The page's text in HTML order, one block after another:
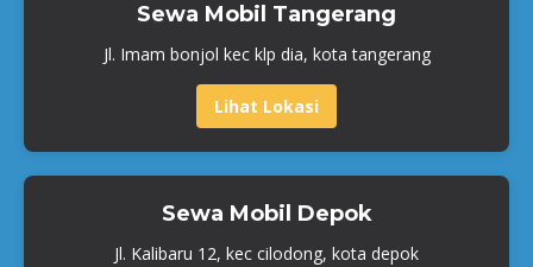
Sewa Mobil Tangerang
Jl. Imam bonjol kec klp dia, kota tangerang
Lihat Lokasi
Sewa Mobil Depok
Jl. Kalibaru 12, kec cilodong, kota depok